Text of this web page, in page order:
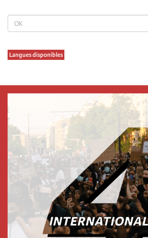
OK
Langues disponibles